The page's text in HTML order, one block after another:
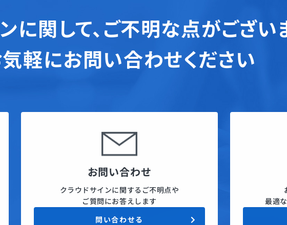
に関して、 ご不明な点がござい
軽にお問い合わせください
お問い合わせ
クラウドサインに関するご不明点や
ご質問にお答えします
問い合わせる
最適